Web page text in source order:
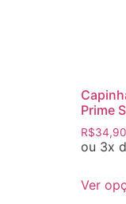
Prime
R$34,90
ou 3x
Ver